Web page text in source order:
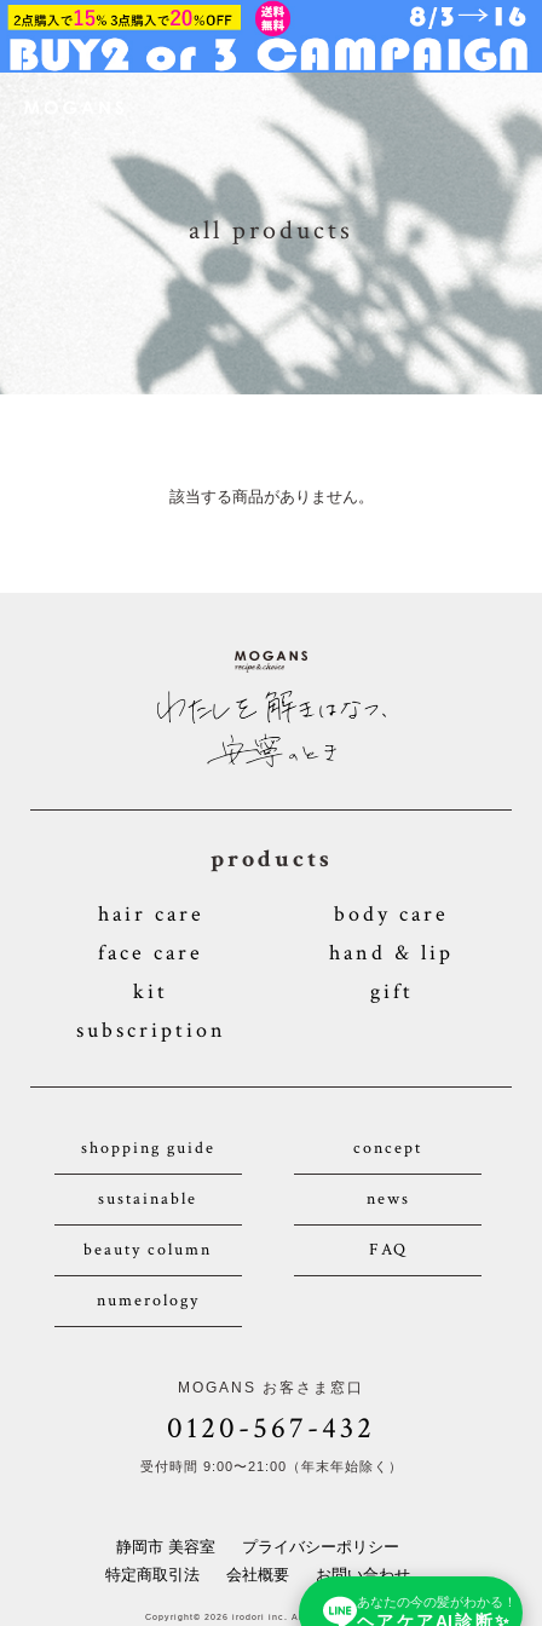
あなたの今の髪がわかる！
ヘアケアAI診断✨
all products
該当する商品がありません。
products
hair care
body care
face care
hand & lip
kit
gift
subscription
shopping guide concept
sustainable news
beauty column FAQ
numerology
MOGANS お客さま窓口
0120-567-432
受付時間 9:00〜21:00（年末年始除く）
静岡市 美容室
プライバシーポリシー
特定商取引法
会社概要 お問い合わせ
Copyright© 2026 irodori inc. All Rights Reserved.